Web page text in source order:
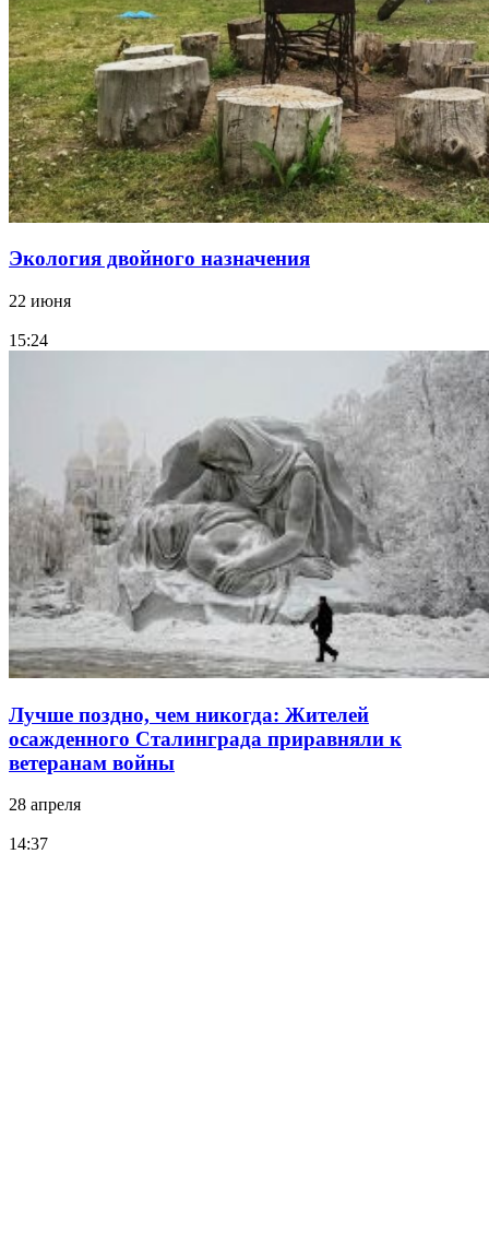
Экология двойного назначения
22 июня
15:24
Лучше поздно, чем никогда: Жителей
осажденного Сталинграда приравняли к
ветеранам войны
28 апреля
14:37